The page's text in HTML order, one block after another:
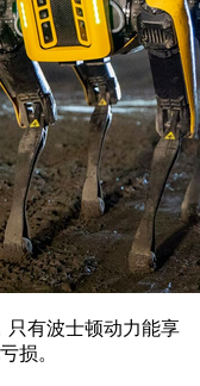
有波士顿动力能享
损。